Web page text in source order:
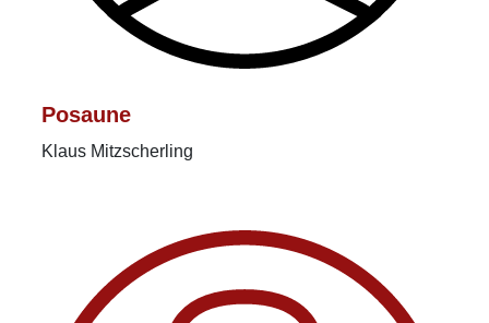
Posaune
Klaus Mitzscherling